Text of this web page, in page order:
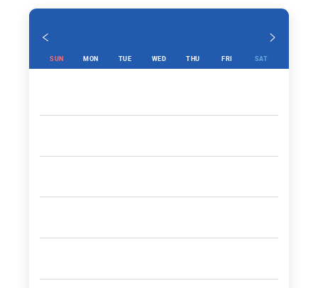
SUN MON TUE WED THU FRI SAT